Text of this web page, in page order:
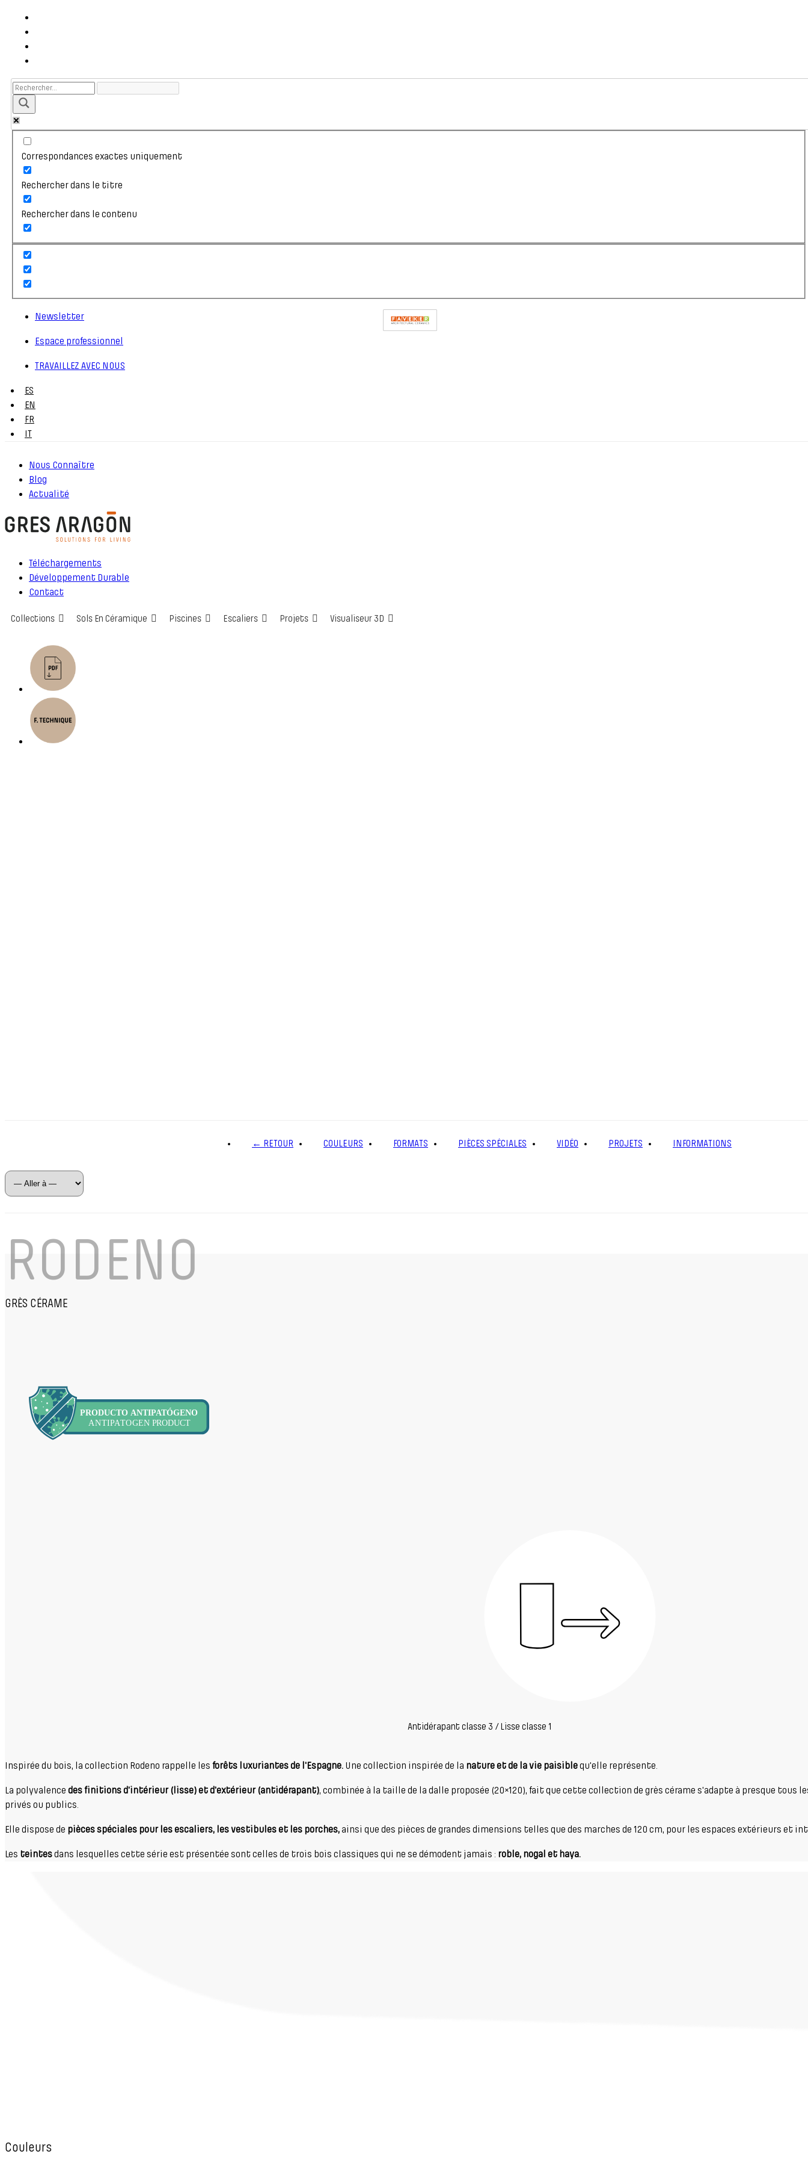
Correspondances exactes uniquement
Rechercher dans le titre
Rechercher dans le contenu
Newsletter
Espace professionnel
TRAVAILLEZ AVEC NOUS
ES
EN
FR
IT
Nous Connaître
Blog
Actualité
Téléchargements
Développement Durable
Contact
Collections Sols En Céramique Piscines Escaliers Projets Visualiseur 3D
← RETOUR COULEURS FORMATS PIÈCES SPÉCIALES VIDÉO PROJETS INFORMATIONS
RODENO
GRÈS CÉRAME
Antidérapant classe 3 / Lisse classe 1
Inspirée du bois, la collection Rodeno rappelle les forêts luxuriantes de l'Espagne. Une collection inspirée de la nature et de la vie paisiblequ'elle représente.
La polyvalence des finitions d'intérieur (lisse) et d'extérieur (antidérapant), combinée à la taille de la dalle proposée (20×120), fait que cette collection de grès cérame s'adapte à presque tous
privés ou publics.
Elle dispose de pièces spéciales pour les escaliers, les vestibules et les porches,ainsi que des pièces de grandes dimensions telles que des marches de 120 cm, pour les espaces extérieurs et
Les teintesdans lesquelles cette série est présentée sont celles de trois bois classiques qui ne se démodent jamais : roble, nogal et haya.
Couleurs